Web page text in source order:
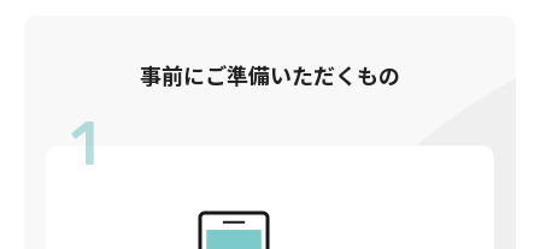
事前にご準備いただくもの
1